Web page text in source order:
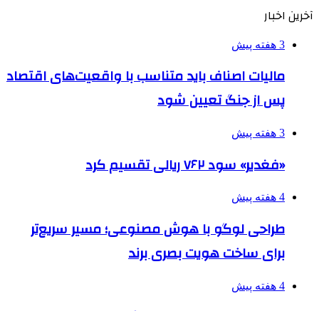
آخرین اخبار
3 هفته پیش
مالیات اصناف باید متناسب با واقعیت‌های اقتصاد
پس از جنگ تعیین شود
3 هفته پیش
«فغدیر» سود ۷۶۲ ریالی تقسیم کرد
4 هفته پیش
طراحی لوگو با هوش مصنوعی؛ مسیر سریع‌تر
برای ساخت هویت بصری برند
4 هفته پیش